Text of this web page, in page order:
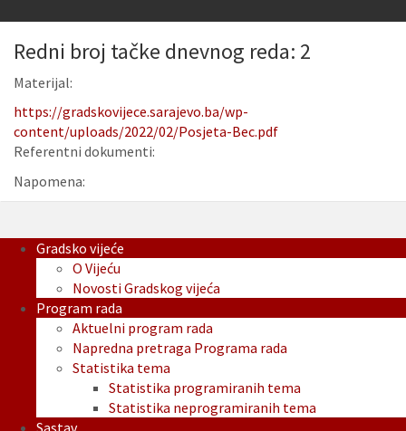
Redni broj tačke dnevnog reda: 2
Materijal:
https://gradskovijece.sarajevo.ba/wp-
content/uploads/2022/02/Posjeta-Bec.pdf
Referentni dokumenti:
Napomena:
Gradsko vijeće
O Vijeću
Novosti Gradskog vijeća
Program rada
Aktuelni program rada
Napredna pretraga Programa rada
Statistika tema
Statistika programiranih tema
Statistika neprogramiranih tema